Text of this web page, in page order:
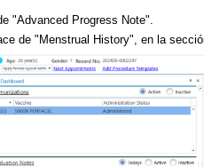
"Advanced Progress Note".
de "Menstrual History", en la